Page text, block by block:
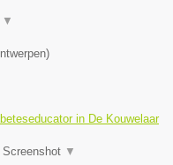
▼
)
in De Kouwelaar
Screenshot ▼